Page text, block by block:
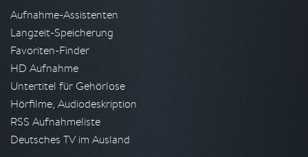
Aufnahme-Assistenten
Langzeit-Speicherung
Favoriten-Finder
HD Aufnahme
Untertitel für Gehörlose
Hörfilme, Audiodeskription
RSS Aufnahmeliste
Deutsches TV im Ausland